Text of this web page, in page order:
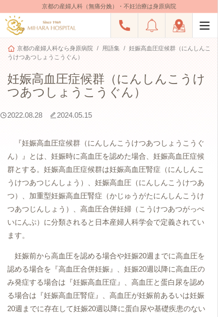
京都の産婦人科（無痛分娩）・不妊治療は身原病院
京都の産婦人科なら身原病院 用語集
妊娠高血圧症候群（にんしんこ
うけつあつしょうこうぐん）
妊娠高血圧症候群（にんしんこうけ
つあつしょうこうぐん）
2022.08.28 2024.05.15
『妊娠高血圧症候群（にんしんこうけつあつしょうこうぐ
ん）』とは、妊娠時に高血圧を認めた場合、妊娠高血圧症候
群とする。妊娠高血圧症候群は妊娠高血圧腎症（にんしんこ
うけつあつじんしょう）、妊娠高血圧（にんしんこうけつあ
つ）、加重型妊娠高血圧腎症（かじゅうがたにんしんこうけ
つあつじんしょう）、高血圧合併妊婦（こうけつあつがっぺ
いにんぷ）に分類されると日本産婦人科学会で定義されてい
ます。
妊娠前から高血圧を認める場合や妊娠20週までに高血圧を
認める場合を『高血圧合併妊娠』、妊娠20週以降に高血圧の
み発症する場合は『妊娠高血圧症』、高血圧と蛋白尿を認め
る場合は『妊娠高血圧腎症』、高血圧が妊娠前あるいは妊娠
20週までに存在して妊娠20週以降に蛋白尿や基礎疾患のない